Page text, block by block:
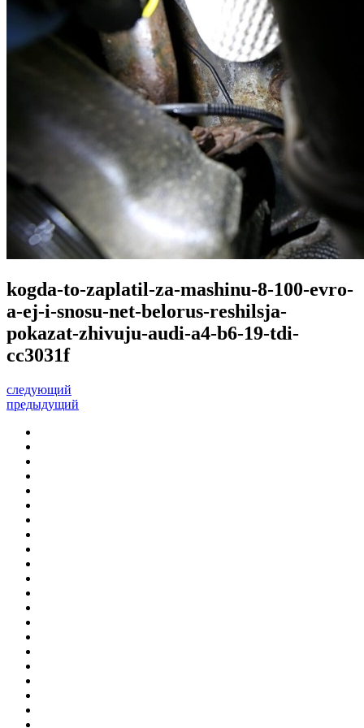
kogda-to-zaplatil-za-mashinu-8-100-evro-
a-ej-i-snosu-net-belorus-reshilsja-
pokazat-zhivuju-audi-a4-b6-19-tdi-
cc3031f
следующий
предыдущий